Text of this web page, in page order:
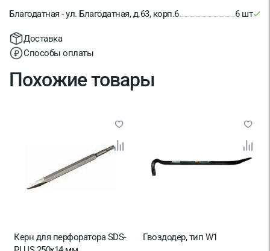
Благодатная - ул. Благодатная, д.63, корп.6 6 шт
Доставка
Способы оплаты
Похожие товары
Керн для перфоратора SDS-
Гвоздодер, тип W1